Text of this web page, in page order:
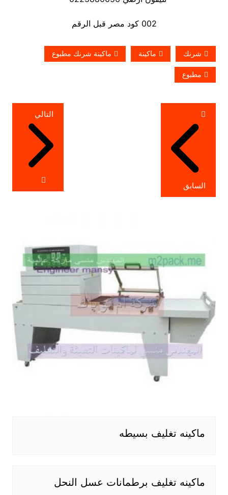
002 كود مصر قبل الرقم
شرنك ماكينة ماكينة شرنك مطبوع
مطبوع
تصفّح
المقالات
السابق
التالي
ماكينه تغليف بسيطه
ماكينه تغليف برطمانات عسل النحل